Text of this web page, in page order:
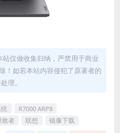
仅做收集归纳，严禁用于商业
！如若本站内容侵犯了原著者的
理。
R7000 ARP8
救者 联想 镜像下载